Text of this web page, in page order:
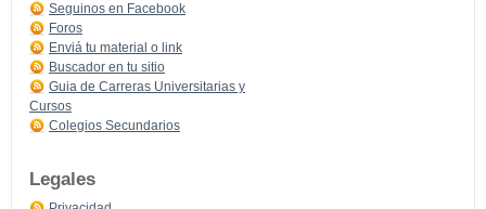
Seguinos en Facebook
Foros
Enviá tu material o link
Buscador en tu sitio
Guia de Carreras Universitarias y
Cursos
Colegios Secundarios
Legales